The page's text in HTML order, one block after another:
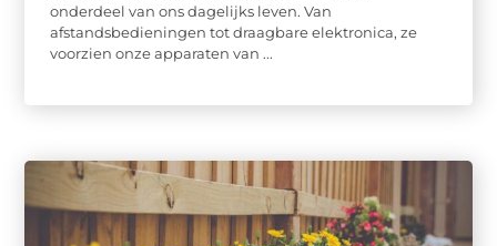
onderdeel van ons dagelijks leven. Van
afstandsbedieningen tot draagbare elektronica, ze
voorzien onze apparaten van ...